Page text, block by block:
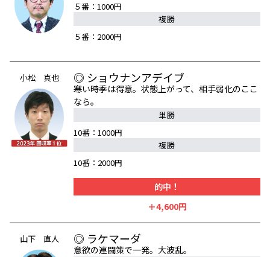
５番：1000円
複勝
５番：2000円
小松 真也 ◎ ショウナンアデイブ
寒い時季は得意。状態上がって、相手弱化のここ
なら。
単勝
10番：1000円
複勝
10番：2000円
的中！
＋4,600円
山下 直人 ◎ ラケマーダ
意欲の連闘策で一発。大波乱。